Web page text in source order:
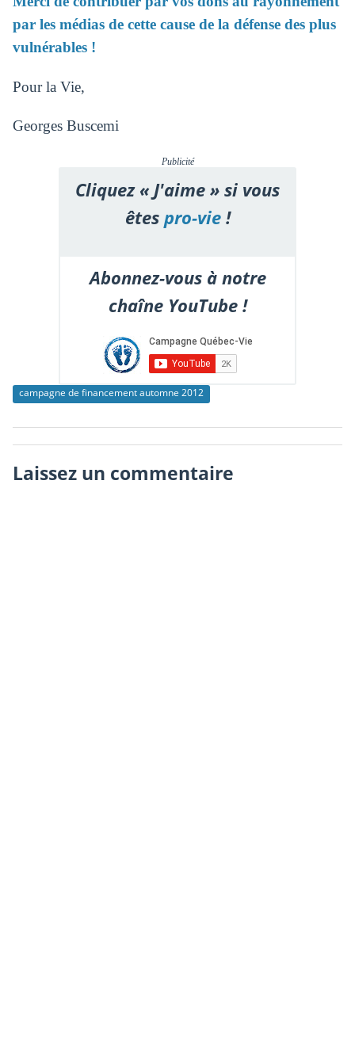
par les médias de cette cause de la défense des plus
vulnérables !
Pour la Vie,
Georges Buscemi
Publicité
Cliquez « J'aime » si vous
êtespro-vie!
Abonnez-vous à notre
chaîne YouTube !
campagne de financement automne 2012
Laissez un commentaire